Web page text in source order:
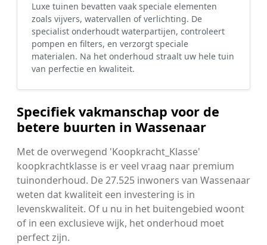
Luxe tuinen bevatten vaak speciale elementen
zoals vijvers, watervallen of verlichting. De
specialist onderhoudt waterpartijen, controleert
pompen en filters, en verzorgt speciale
materialen. Na het onderhoud straalt uw hele tuin
van perfectie en kwaliteit.
Specifiek vakmanschap voor de
betere buurten in Wassenaar
Met de overwegend 'Koopkracht_Klasse'
koopkrachtklasse is er veel vraag naar premium
tuinonderhoud. De 27.525 inwoners van Wassenaar
weten dat kwaliteit een investering is in
levenskwaliteit. Of u nu in het buitengebied woont
of in een exclusieve wijk, het onderhoud moet
perfect zijn.